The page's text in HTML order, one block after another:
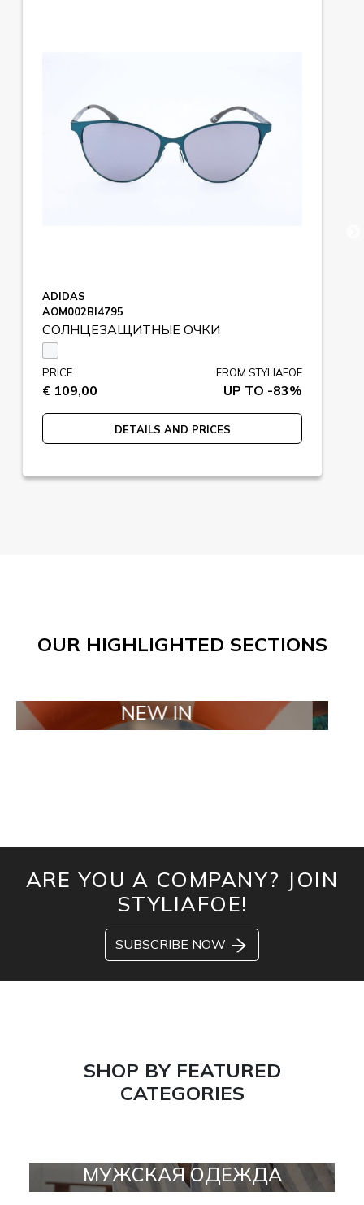
ADIDAS
AOM002BI4795
СОЛНЦЕЗАЩИТНЫЕ ОЧКИ
PRICE
€ 109,00
FROM STYLIAFOE
UP TO -83%
DETAILS AND PRICES
OUR HIGHLIGHTED SECTIONS
NEW IN
ARE YOU A COMPANY? JOIN
STYLIAFOE!
SUBSCRIBE NOW
SHOP BY FEATURED
CATEGORIES
МУЖСКАЯ ОДЕЖДА